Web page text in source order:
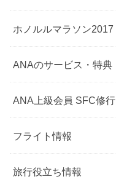
ホノルルマラソン2017
ANAのサービス・特典
ANA上級会員 SFC修行
フライト情報
旅行役立ち情報